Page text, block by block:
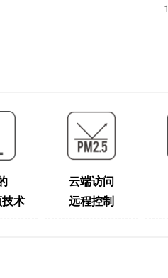
1
术
云端访问
远程控制